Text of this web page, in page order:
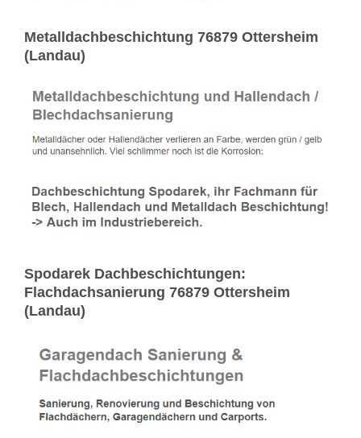
Metalldachbeschichtung 76879 Ottersheim
(Landau)
Spodarek Dachbeschichtungen:
Flachdachsanierung 76879 Ottersheim
(Landau)